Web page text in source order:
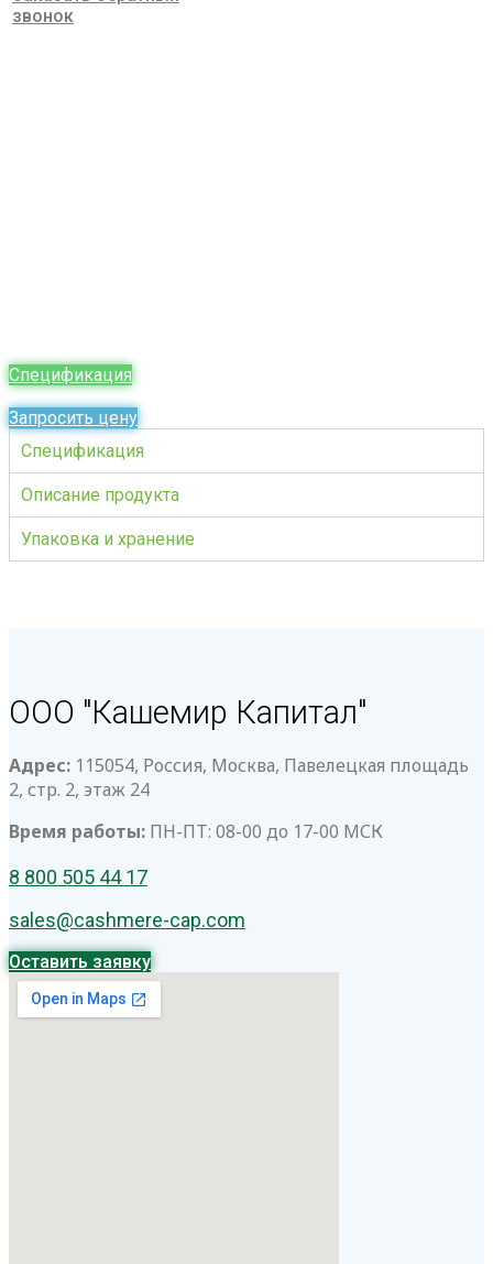
звонок
Спецификация
Запросить цену
Спецификация
Описание продукта
Упаковка и хранение
ООО "Кашемир Капитал"
Адрес: 115054, Россия, Москва, Павелецкая площадь
2, стр. 2, этаж 24
Время работы: ПН-ПТ: 08-00 до 17-00 МСК
8 800 505 44 17
sales@cashmere-cap.com
Оставить заявку